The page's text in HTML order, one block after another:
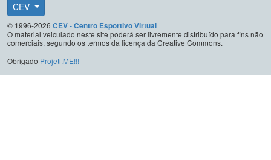
CEV
© 1996-2026 CEV - Centro Esportivo Virtual
O material veiculado neste site poderá ser livremente distribuído para fins não
comerciais, segundo os termos da licença da Creative Commons.
Obrigado Projeti.ME!!!